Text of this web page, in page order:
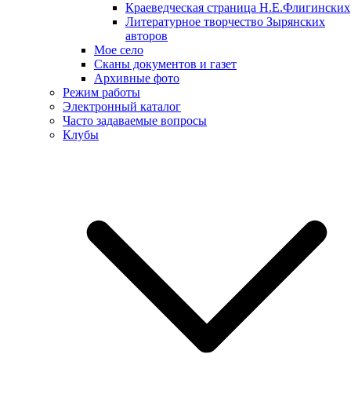
Краеведческая страница Н.Е.Флигинских
Литературное творчество Зырянских
авторов
Мое село
Сканы документов и газет
Архивные фото
Режим работы
Электронный каталог
Часто задаваемые вопросы
Клубы